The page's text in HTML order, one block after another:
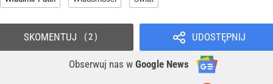
UDOSTĘPNIJ
Obserwuj nas w Google News
SKOMENTUJ 2